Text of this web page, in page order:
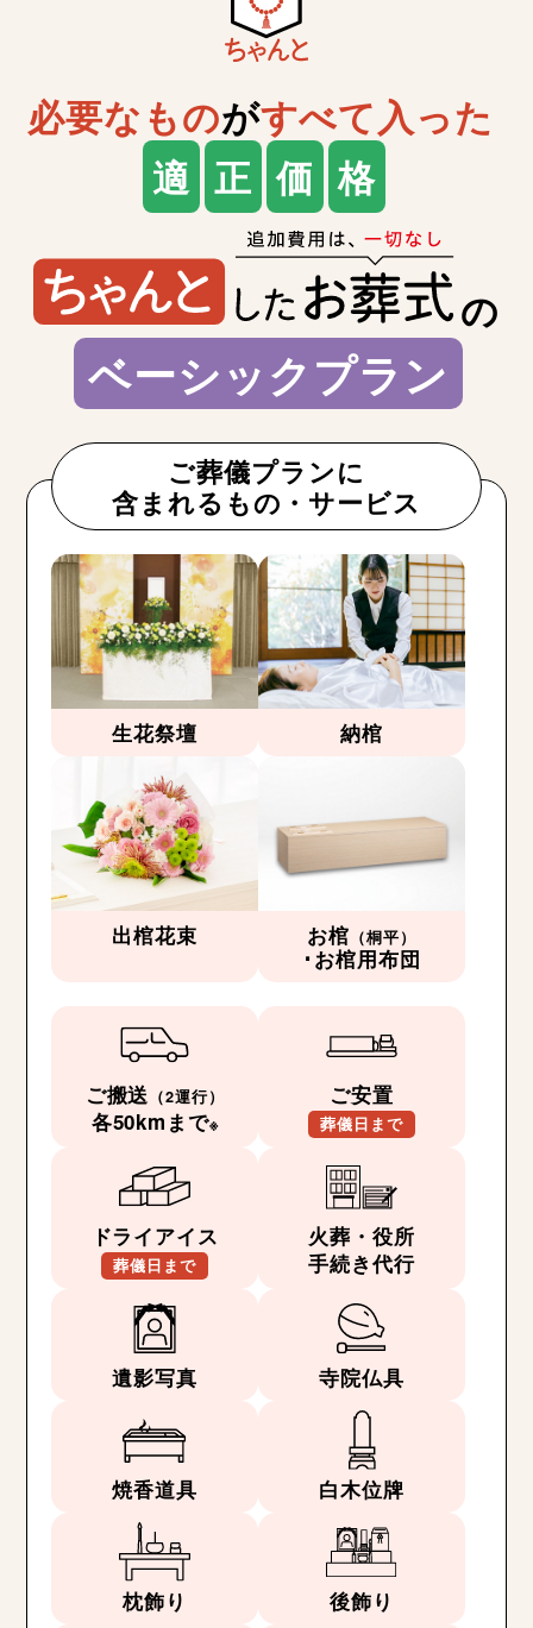
必要なものがすべて入った
適 正 価 格
の
ベーシックプラン
ご葬儀プランに
含まれるもの・サービス
生花祭壇 納棺
出棺花束 お棺 （桐平）
･お棺用布団
ご搬送 （2運行）
各50kmまで※
ご安置
葬儀日まで
ドライアイス
葬儀日まで
火葬・役所
手続き代行
遺影写真 寺院仏具
焼香道具 白木位牌
枕飾り 後飾り